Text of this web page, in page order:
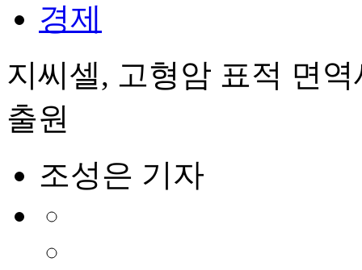
경제
지씨셀, 고형암 표적 면
출원
조성은 기자